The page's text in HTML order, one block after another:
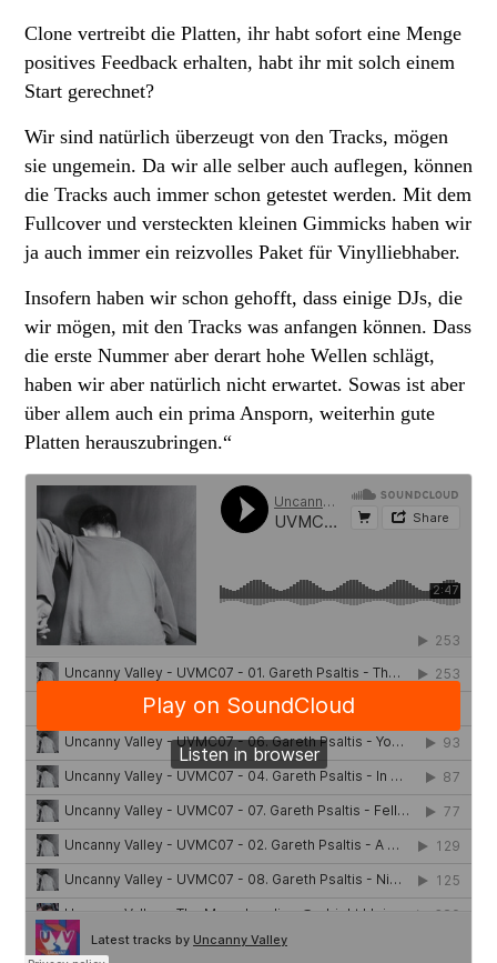
Clone vertreibt die Platten, ihr habt sofort eine Menge
positives Feedback erhalten, habt ihr mit solch einem
Start gerechnet?
Wir sind natürlich überzeugt von den Tracks, mögen
sie ungemein. Da wir alle selber auch auflegen, können
die Tracks auch immer schon getestet werden. Mit dem
Fullcover und versteckten kleinen Gimmicks haben wir
ja auch immer ein reizvolles Paket für Vinylliebhaber.
Insofern haben wir schon gehofft, dass einige DJs, die
wir mögen, mit den Tracks was anfangen können. Dass
die erste Nummer aber derart hohe Wellen schlägt,
haben wir aber natürlich nicht erwartet. Sowas ist aber
über allem auch ein prima Ansporn, weiterhin gute
Platten herauszubringen.“